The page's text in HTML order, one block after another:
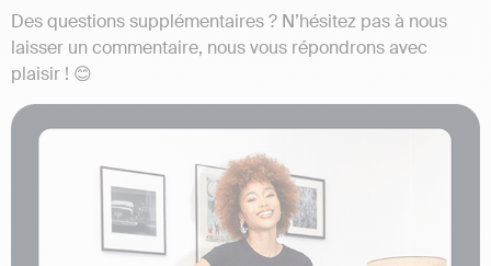
Des questions supplémentaires ? N’hésitez pas à nous
laisser un commentaire, nous vous répondrons avec
plaisir ! 😊